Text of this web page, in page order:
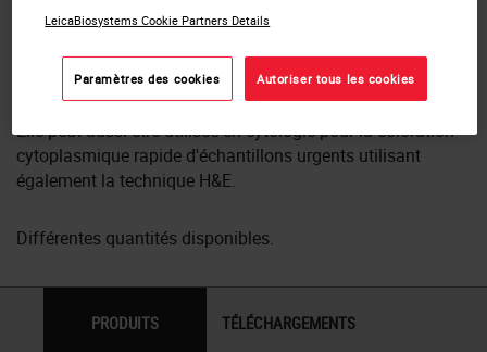
L'éosine Y est un colorant secondaire à base d'alcool,
coloration à l'hématoxiline et à l'éosine de routine.
Elle peut aussi être utilisée en cytologie pour la coloration
cytoplasmique rapide d'échantillons urgents utilisant
également la technique H&E.
Différentes quantités disponibles.
PRODUITS TÉLÉCHARGEMENTS
LeicaBiosystems Cookie Partners Details
Paramètres des cookies Autoriser tous les cookies